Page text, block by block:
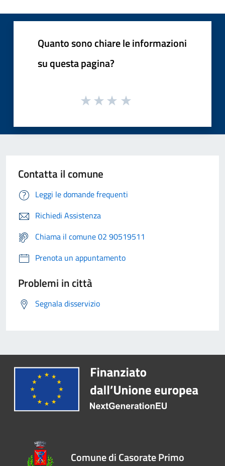
Quanto sono chiare le informazioni
su questa pagina?
Contatta il comune
Leggi le domande frequenti
Richiedi Assistenza
Chiama il comune 02 90519511
Prenota un appuntamento
Problemi in città
Segnala disservizio
Comune di Casorate Primo